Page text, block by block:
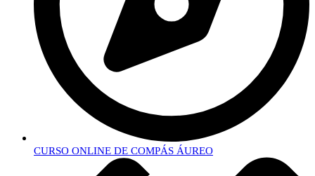
CURSO ONLINE DE COMPÁS ÁUREO